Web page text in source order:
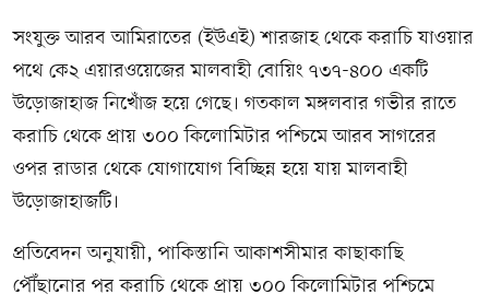
সংযুক্ত আরব আমিরাতের (ইউএই) শারজাহ থেকে করাচি যাওয়ার
পথে কে২ এয়ারওয়েজের মালবাহী বোয়িং ৭৩৭-৪০০ একটি
উড়োজাহাজ নিখোঁজ হয়ে গেছে। গতকাল মঙ্গলবার গভীর রাতে
করাচি থেকে প্রায় ৩০০ কিলোমিটার পশ্চিমে আরব সাগরের
ওপর রাডার থেকে যোগাযোগ বিচ্ছিন্ন হয়ে যায় মালবাহী
উড়োজাহাজটি।
প্রতিবেদন অনুযায়ী, পাকিস্তানি আকাশসীমার কাছাকাছি
পৌঁছানোর পর করাচি থেকে প্রায় ৩০০ কিলোমিটার পশ্চিমে